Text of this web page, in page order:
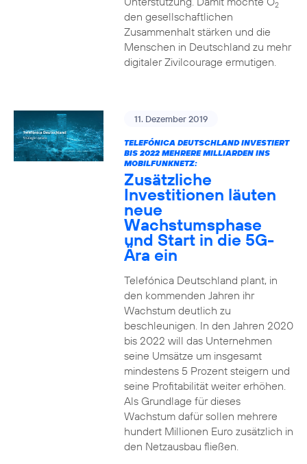
2
den gesellschaftlichen
Zusammenhalt stärken und die
Menschen in Deutschland zu mehr
digitaler Zivilcourage ermutigen.
11. Dezember 2019
TELEFÓNICA DEUTSCHLAND INVESTIERT
BIS 2022 MEHRERE MILLIARDEN INS
MOBILFUNKNETZ:
Zusätzliche
Investitionen läuten
neue
Wachstumsphase
und Start in die 5G-
Ära ein
Telefónica Deutschland plant, in
den kommenden Jahren ihr
Wachstum deutlich zu
beschleunigen. In den Jahren 2020
bis 2022 will das Unternehmen
seine Umsätze um insgesamt
mindestens 5 Prozent steigern und
seine Profitabilität weiter erhöhen.
Als Grundlage für dieses
Wachstum dafür sollen mehrere
hundert Millionen Euro zusätzlich in
den Netzausbau fließen.